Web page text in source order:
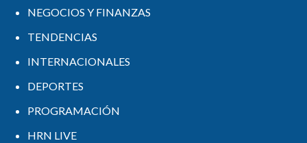
NEGOCIOS Y FINANZAS
TENDENCIAS
INTERNACIONALES
DEPORTES
PROGRAMACIÓN
HRN LIVE